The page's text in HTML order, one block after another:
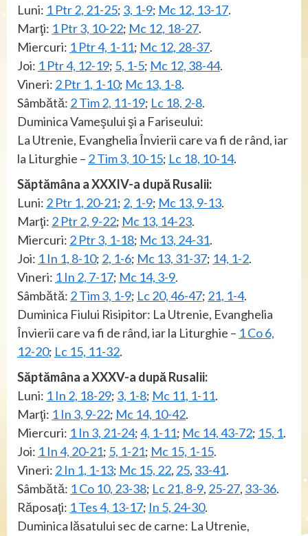
Luni: 1 Ptr 2, 21-25; 3, 1-9; Mc 12, 13-17.
Marţi: 1 Ptr 3, 10-22; Mc 12, 18-27.
Miercuri: 1 Ptr 4, 1-11; Mc 12, 28-37.
Joi: 1 Ptr 4, 12-19; 5, 1-5; Mc 12, 38-44.
Vineri: 2 Ptr 1, 1-10; Mc 13, 1-8.
Sâmbătă: 2 Tim 2, 11-19; Lc 18, 2-8.
Duminica Vameşului şi a Fariseului:
La Utrenie, Evanghelia Învierii care va fi de rând, iar
la Liturghie – 2 Tim 3, 10-15; Lc 18, 10-14.
Săptămâna a XXXIV-a după Rusalii:
Luni: 2 Ptr 1, 20-21; 2, 1-9; Mc 13, 9-13.
Marţi: 2 Ptr 2, 9-22; Mc 13, 14-23.
Miercuri: 2 Ptr 3, 1-18; Mc 13, 24-31.
Joi: 1 In 1, 8-10; 2, 1-6; Mc 13, 31-37; 14, 1-2.
Vineri: 1 In 2, 7-17; Mc 14, 3-9.
Sâmbătă: 2 Tim 3, 1-9; Lc 20, 46-47; 21, 1-4.
Duminica Fiului Risipitor: La Utrenie, Evanghelia
Învierii care va fi de rând, iar la Liturghie – 1 Co 6,
12-20; Lc 15, 11-32.
Săptămâna a XXXV-a după Rusalii:
Luni: 1 In 2, 18-29; 3, 1-8; Mc 11, 1-11.
Marţi: 1 In 3, 9-22; Mc 14, 10-42.
Miercuri: 1 In 3, 21-24;4, 1-11; Mc 14, 43-72; 15, 1.
Joi: 1 In 4, 20-21; 5, 1-21; Mc 15, 1-15.
Vineri: 2 In 1, 1-13; Mc 15, 22, 25, 33-41.
Sâmbătă: 1 Co 10, 23-38; Lc 21, 8-9, 25-27, 33-36.
Răposaţi: 1 Tes 4, 13-17; In 5, 24-30.
Duminica lăsatului sec de carne: La Utrenie,